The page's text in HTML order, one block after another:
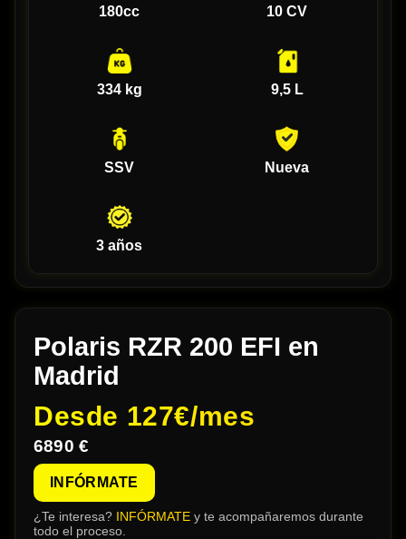
180cc 10 CV
334 kg 9,5 L
SSV Nueva
3 años
Polaris RZR 200 EFI en
Madrid
Desde 127€/mes
6890 €
INFÓRMATE
¿Te interesa? INFÓRMATE y te acompañaremos durante
todo el proceso.